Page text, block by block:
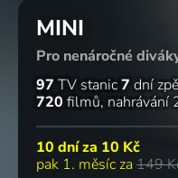
MINI
Pro nenáročné
97 TV stanic7 dní
720 filmů nahrávání
10 dní za 10 Kč
pak 1. měsíc za 149